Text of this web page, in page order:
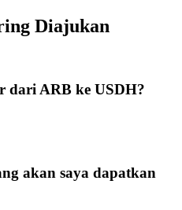
Diajukan
dari ARB ke USDH?
akan saya dapatkan